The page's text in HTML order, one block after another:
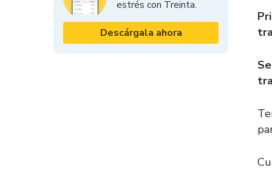
estrés con Treinta.
Descárgala ahora